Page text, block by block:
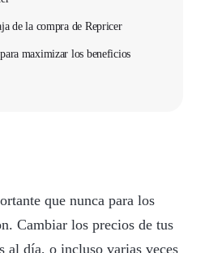
de la compra de Repricer
maximizar los beneficios
que nunca para los
Cambiar los precios de tus
al día, o incluso varias veces